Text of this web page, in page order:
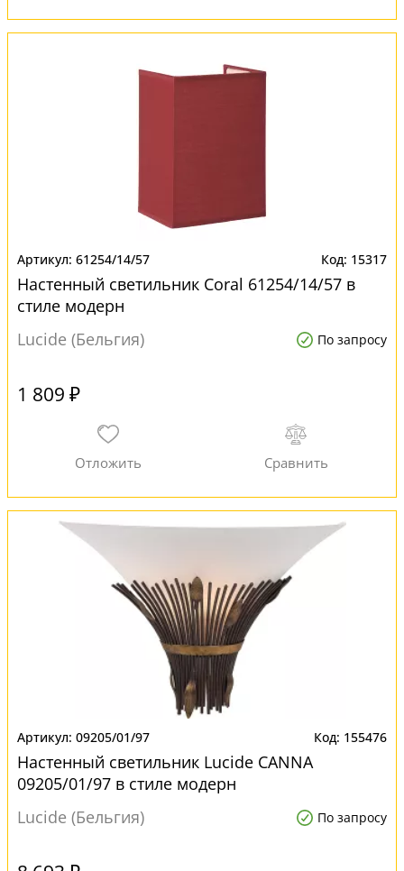
61254/14/57 15317
Настенный светильник Coral 61254/14/57 в
стиле модерн
Lucide (Бельгия)
По запросу
1 809 ₽
09205/01/97 155476
Настенный светильник Lucide CANNA
09205/01/97 в стиле модерн
Lucide (Бельгия)
По запросу